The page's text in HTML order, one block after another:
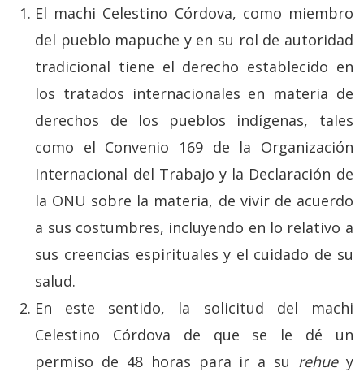
El machi Celestino Córdova, como miembro
del pueblo mapuche y en su rol de autoridad
tradicional tiene el derecho establecido en
los tratados internacionales en materia de
derechos de los pueblos indígenas, tales
como el Convenio 169 de la Organización
Internacional del Trabajo y la Declaración de
la ONU sobre la materia, de vivir de acuerdo
a sus costumbres, incluyendo en lo relativo a
sus creencias espirituales y el cuidado de su
salud.
En este sentido, la solicitud del machi
Celestino Córdova de que se le dé un
permiso de 48 horas para ir a su rehuey